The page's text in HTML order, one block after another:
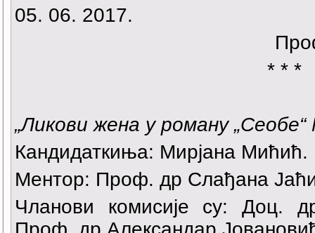
05. 06. 2017.
* * *
„Ликови жена у роману
Кандидаткиња: Мирјана Мићић.
Ментор: Проф. др Слађана
Чланови комисије су: Доц.